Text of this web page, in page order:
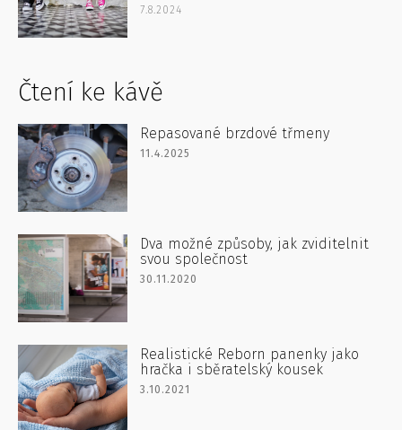
7.8.2024
Čtení ke kávě
Repasované brzdové třmeny
11.4.2025
Dva možné způsoby, jak zviditelnit
svou společnost
30.11.2020
Realistické Reborn panenky jako
hračka i sběratelský kousek
3.10.2021